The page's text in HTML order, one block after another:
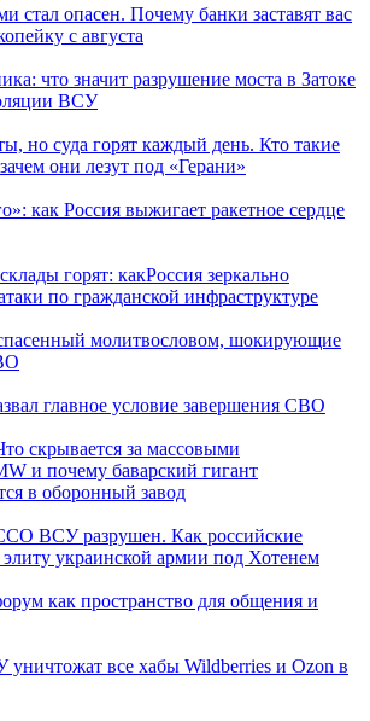
стал опасен. Почему банки заставят вас
с августа
что значит разрушение моста в Затоке
ВСУ
но суда горят каждый день. Кто такие
они лезут под «Герани»
как Россия выжигает ракетное сердце
горят: какРоссия зеркально
по гражданской инфраструктуре
молитвословом, шокирующие
главное условие завершения СВО
скрывается за массовыми
и почему баварский гигант
в оборонный завод
ВСУ разрушен. Как российские
украинской армии под Хотенем
как пространство для общения и
уничтожат все хабы Wildberries и Ozon в